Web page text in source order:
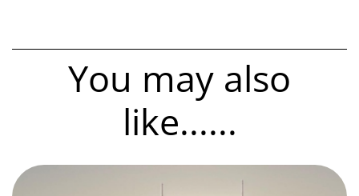
You may also
like......